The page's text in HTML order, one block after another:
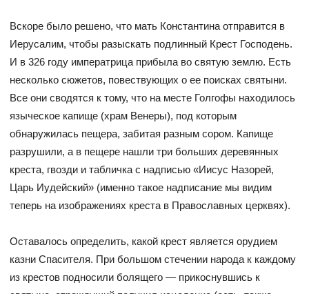
Вскоре было решено, что мать Константина отправится в
Иерусалим, чтобы разыскать подлинный Крест Господень.
И в 326 году императрица прибыла во святую землю. Есть
несколько сюжетов, повествующих о ее поисках святыни.
Все они сводятся к тому, что на месте Голгофы находилось
языческое капище (храм Венеры), под которым
обнаружилась пещера, забитая разным сором. Капище
разрушили, а в пещере нашли три больших деревянных
креста, гвозди и табличка с надписью «Иисус Назорей,
Царь Иудейский» (именно такое надписание мы видим
теперь на изображениях креста в Православных церквях).
Оставалось определить, какой крест является орудием
казни Спасителя. При большом стечении народа к каждому
из крестов подносили болящего — прикоснувшись к